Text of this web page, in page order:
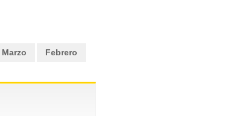
Marzo
Febrero